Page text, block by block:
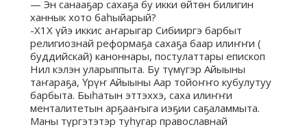
— Эн санааҕар сахаҕа бу икки өйтөн билигин
ханнык хото баһыйарый?
-Х1Х үйэ иккис аҥарыгар Сибииргэ барбыт
религиознай реформаҕа сахаҕа баар илиҥҥи (
буддийскай) каноннары, постулаттары епископ
Нил кэлэн уларыппыта. Бу түмүгэр Айыыны
таҥараҕа, Үрүҥ Айыыны Аар тойоҥҥо кубулутуу
барбыта. Быһатын эттэххэ, саха илиҥҥи
менталитетын арҕааҥыга иэҕии саҕаламмыта.
Маны түргэтэтэр туһугар православнай